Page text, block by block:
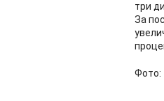
три
За
Фото: